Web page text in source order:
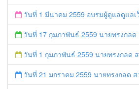
วันที่ 1 มีนาคม 2559 อบรมผู้ดูแลดูแลเว็บไซต์จังหวัดพระนคร
วันที่ 17 กุมภาพันธ์ 2559 นายทรงกลด สว่างวงศ์ นำทีมข้าราชการร่วมพบ
วันที่ 1 กุมภาพันธ์ 2559 นายทรงกลด สว่างวงศ์ หน.สนจ. นำทีมข้าราชการ/เจ้าหน้าที่/ ลูกจ้างสำนักงานจังหวัด ร่วมแสดงความยินดีเนื่องในโอก
วันที่ 21 มกราคม 2559 นายทรงกลด สว่างวงศ์ เป็นประธานในการประชุมจัดทำแผนพัฒนาคุณภาพการให้บริการส